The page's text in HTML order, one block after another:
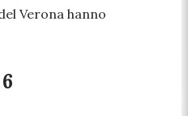
Verona hanno